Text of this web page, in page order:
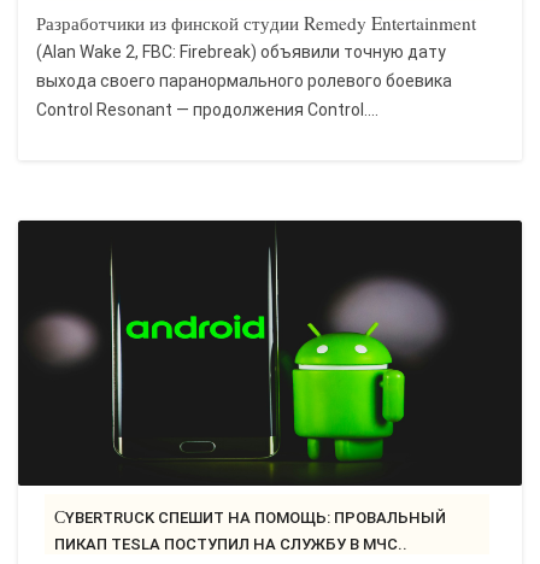
Разработчики из финской студии Remedy Entertainment
(Alan Wake 2, FBC: Firebreak) объявили точную дату
выхода своего паранормального ролевого боевика
Control Resonant — продолжения Control....
CYBERTRUCK СПЕШИТ НА ПОМОЩЬ: ПРОВАЛЬНЫЙ
ПИКАП TESLA ПОСТУПИЛ НА СЛУЖБУ В МЧС..